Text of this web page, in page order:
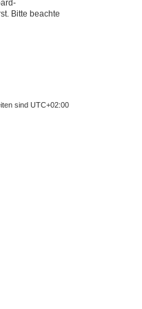
Bitte beachte
sind UTC+02:00